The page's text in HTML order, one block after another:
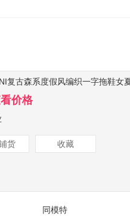
复古森系度假风编织一字拖鞋女
价格
货 收藏
同模特